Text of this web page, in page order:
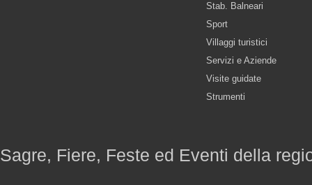
Stab. Balneari
Sport
Villaggi turistici
Servizi e Aziende
Visite guidate
Strumenti
Sagre, Fiere, Feste ed Eventi della